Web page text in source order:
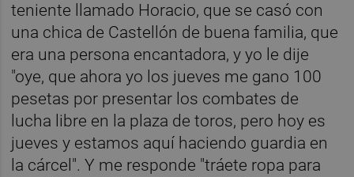
teniente llamado Horacio, que se casó con
una chica de Castellón de buena familia, que
era una persona encantadora, y yo le dije
"oye, que ahora yo los jueves me gano 100
pesetas por presentar los combates de
lucha libre en la plaza de toros, pero hoy es
jueves y estamos aquí haciendo guardia en
la cárcel". Y me responde "tráete ropa para